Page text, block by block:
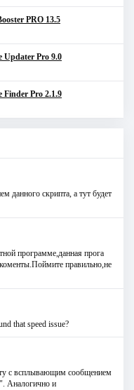
PRO 13.5
Updater Pro 9.0
Finder Pro 2.1.9
данного скрипта, а тут будет
программе,данная прога
правильно,не
that speed issue?
с всплывающим сообщением
Аналогично и